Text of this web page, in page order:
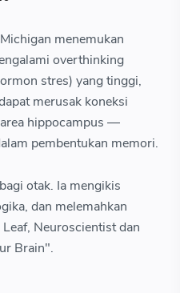
menemukan
overthinking
stres) yang tinggi,
merusak koneksi
hippocampus —
pembentukan memori.
otak. Ia mengikis
dan melemahkan
Neuroscientist dan
Brain".